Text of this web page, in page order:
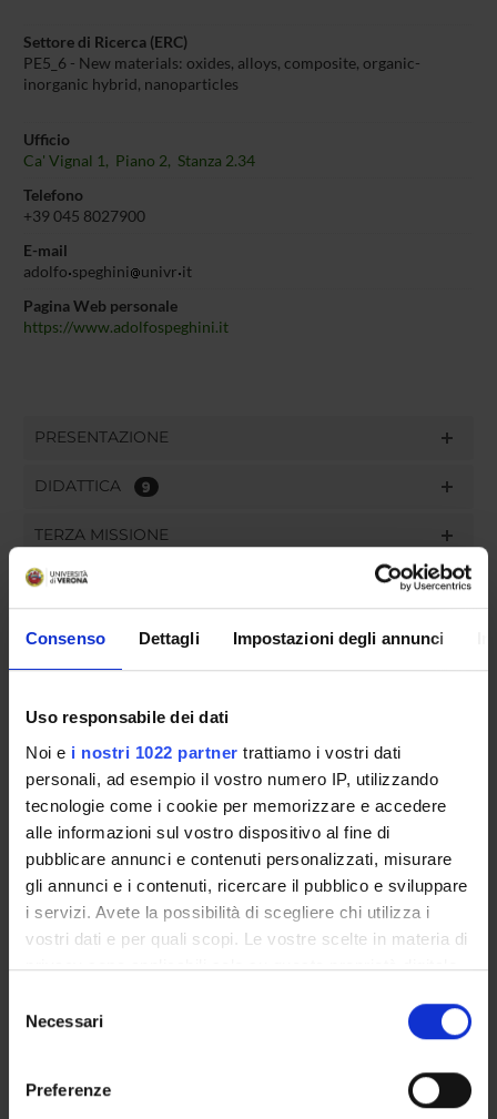
Consenso Dettagli Impostazioni degli annunci
Uso responsabile dei dati
Noi e i nostri 1022 partner trattiamo i vostri dati
personali, ad esempio il vostro numero IP, utilizzando
tecnologie come i cookie per memorizzare e accedere
alle informazioni sul vostro dispositivo al fine di
pubblicare annunci e contenuti personalizzati, misurare
gli annunci e i contenuti, ricercare il pubblico e sviluppare
i servizi. Avete la possibilità di scegliere chi utilizza i
vostri dati e per quali scopi. Le vostre scelte in materia di
privacy sono applicabili solo su questa proprietà digitale
modificare o revocare il proprio consenso in qualsiasi
momento dalla Dichiarazione sui cookie o facendo clic
delNecessari
Preferenze
Settore di Ricerca (ERC)
PE5_6 - New materials: oxides, alloys, composite, organic-
inorganic hybrid, nanoparticles
Ufficio
Ca' Vignal 1, Piano 2, Stanza 2.34
Telefono
+39 045 8027900
E-mail
adolfo speghini univr it
Pagina Web personale
https://www.adolfospeghini.it
PRESENTAZIONE
DIDATTICA 9
TERZA MISSIONE
RICERCA
PROGETTI
INCARICHI
ORGANIZZAZIONE
GOVERNANCE
COMMISSIONI
STRUTTURE DEL DIPARTIMENTO